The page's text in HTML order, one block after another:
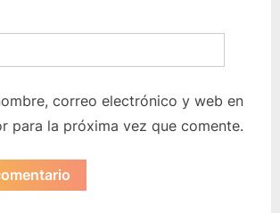
correo electrónico y web en
para la próxima vez que comente.